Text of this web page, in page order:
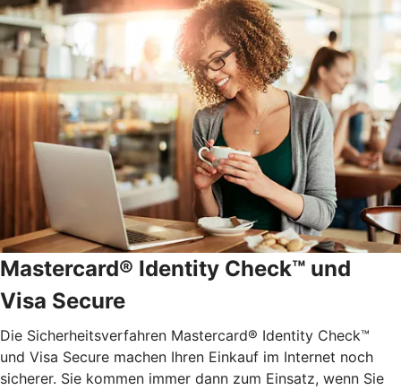
Mastercard® Identity Check™ und
Visa Secure
Die Sicherheitsverfahren Mastercard® Identity Check™
und Visa Secure machen Ihren Einkauf im Internet noch
sicherer. Sie kommen immer dann zum Einsatz, wenn Sie